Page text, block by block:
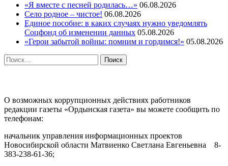
«Я вместе с песней родилась…» 06.08.2026
Село родное – чистое! 06.08.2026
Единое пособие: в каких случаях нужно уведомлять
Соцфонд об изменении данных 05.08.2026
«Герои забытой войны: помним и гордимся!» 05.08.2026
Найти:
О возможных коррупционных действиях работников
редакции газеты «Ордынская газета» вы можете сообщить по
телефонам:
начальник управления информационных проектов
Новосибирской области Матвиенко Светлана Евгеньевна 8-
383-238-61-36;